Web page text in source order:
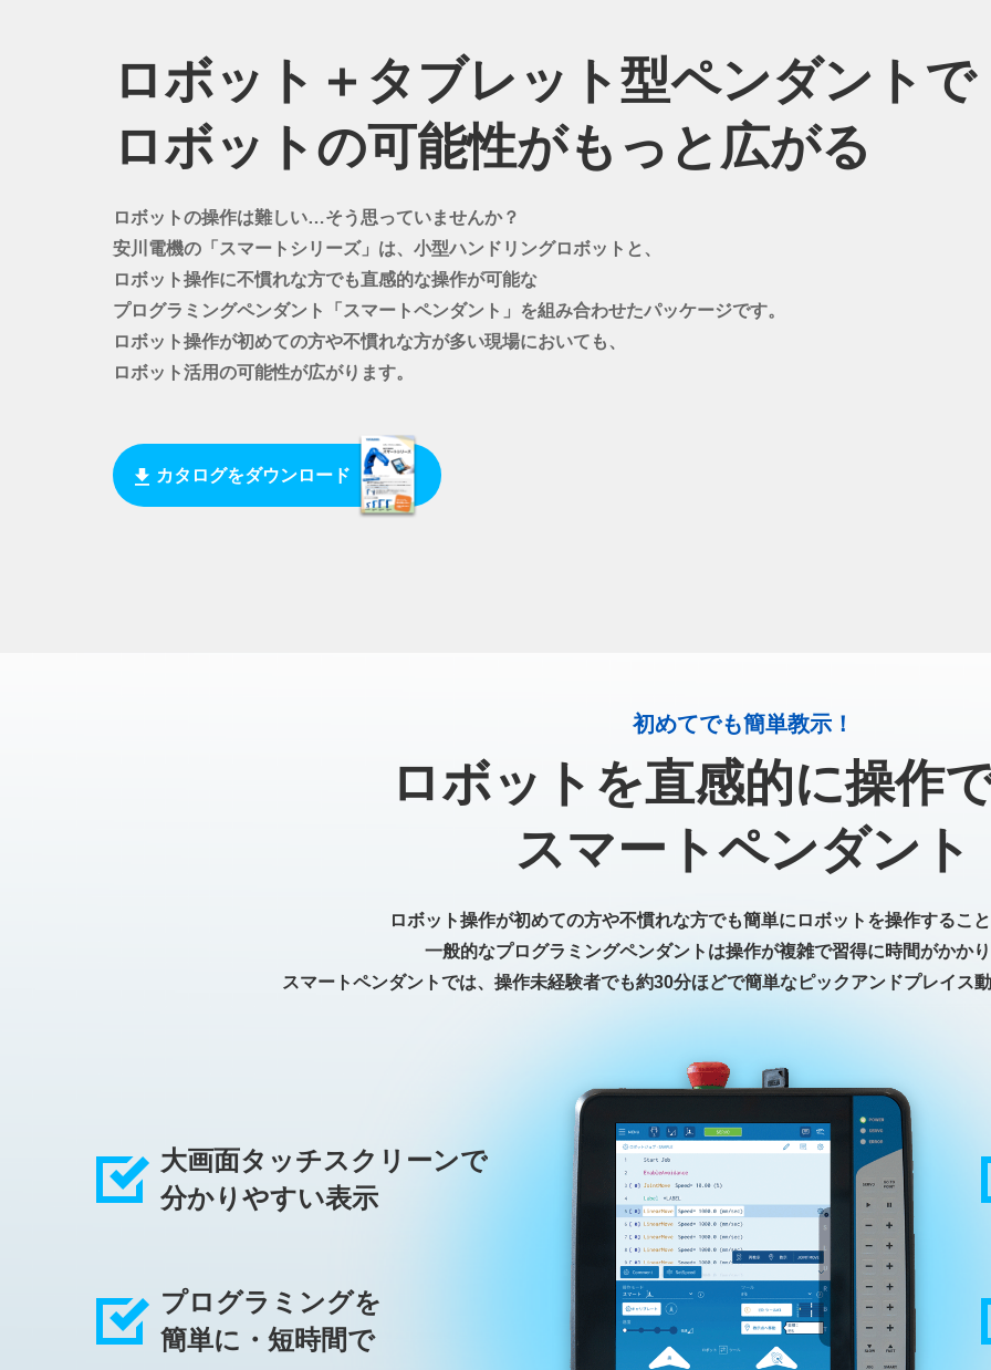
ロボット＋タブレット型ペンダントで
ロボットの可能性がもっと広がる
ロボットの操作は難しい…そう思っていませんか？
安川電機の「スマートシリーズ」は、小型ハンドリングロボットと、
ロボット操作に不慣れな方でも直感的な操作が可能な
プログラミングペンダント「スマートペンダント」を組み合わせたパッケージです。
ロボット操作が初めての方や不慣れな方が多い現場においても、
ロボット活用の可能性が広がります。
カタログをダウンロード
初めてでも簡単教示！
ロボットを直感的に操作
スマートペンダント
ロボット操作が初めての方や不慣れな方でも簡単にロボットを操作するこ
一般的なプログラミングペンダントは操作が複雑で習得に時間がかか
スマートペンダントでは、操作未経験者でも約30分ほどで簡単なピックアンドプレイス
大画面タッチスクリーンで
分かりやすい表示
プログラミングを
簡単に・短時間で